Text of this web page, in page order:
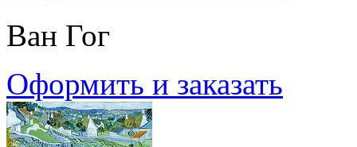
Ван Гог
Оформить и заказать